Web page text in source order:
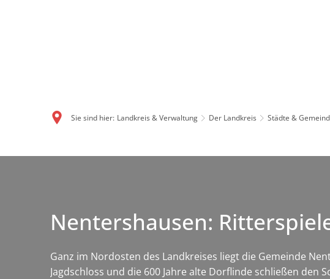
Sie sind hier: Landkreis & Verwaltung Der Landkreis Städte &
Nentershausen:
Ganz im Nordosten des Landkreises liegt die Gemeinde
Jagdschloss und die 600 Jahre alte Dorflinde schließen